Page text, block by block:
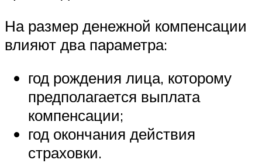
На размер денежной компенсации
влияют два параметра:
год рождения лица, которому
предполагается выплата
компенсации;
год окончания действия
страховки.